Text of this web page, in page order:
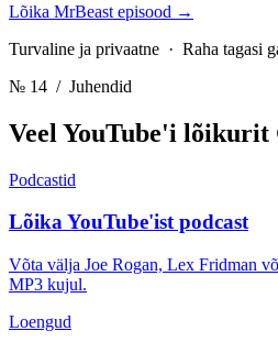
Lõika MrBeast episood →
Turvaline ja privaatne · Raha tagasi
№ 14 / Juhendid
Veel YouTube'i lõikurit
Podcastid
Lõika YouTube'ist podcast
Võta välja Joe Rogan, Lex Fridman
MP3 kujul.
Loengud